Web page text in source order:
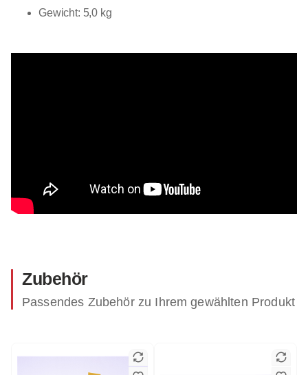
Gewicht: 5,0 kg
Zubehör
Passendes Zubehör zu Ihrem gewählten Produkt